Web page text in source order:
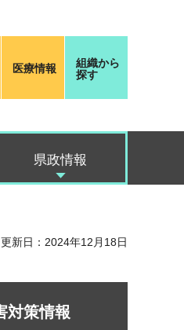
医療情報
組織から
探す
県政情報
更新日：2024年12月18日
対策情報